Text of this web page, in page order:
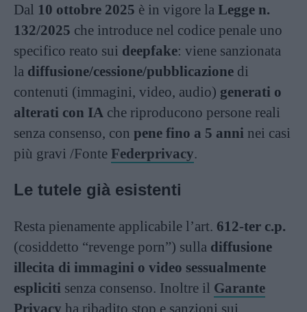
Dal 10 ottobre 2025 è in vigore la Legge n.
132/2025 che introduce nel codice penale uno
specifico reato sui deepfake: viene sanzionata
la diffusione/cessione/pubblicazione di
contenuti (immagini, video, audio) generati o
alterati con IA che riproducono persone reali
senza consenso, con pene fino a 5 anni nei casi
più gravi /Fonte Federprivacy.
Le tutele già esistenti
Resta pienamente applicabile l’art. 612-ter c.p.
(cosiddetto “revenge porn”) sulla diffusione
illecita di immagini o video sessualmente
espliciti senza consenso. Inoltre il Garante
Privacy ha ribadito stop e sanzioni sui